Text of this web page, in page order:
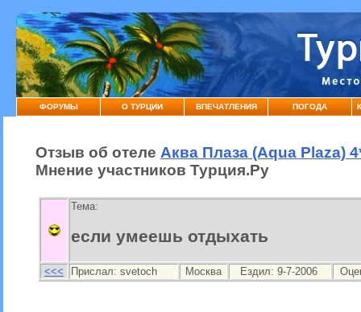
ФОРУМЫ О ТУРЦИИ ВПЕЧАТЛЕНИЯ ПОГОДА
Отзыв об отеле Аква Плаза (Aqua Plaza)
Мнение участников Турция.Ру
Тема:
если умеешь отдыхать
<<< Прислал: svetoch Москва Ездил: 9-7-2006